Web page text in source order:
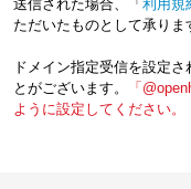
送信された場合、「 利用規
ただいたものとして承りま
ドメイン指定受信を設定
とがございます。
「
ように設定してください。